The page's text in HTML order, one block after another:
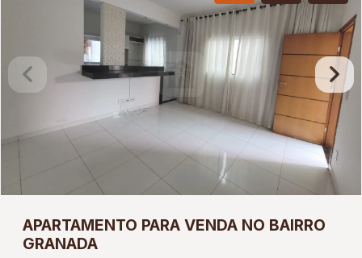
APARTAMENTO PARA VENDA NO BAIRRO
GRANADA